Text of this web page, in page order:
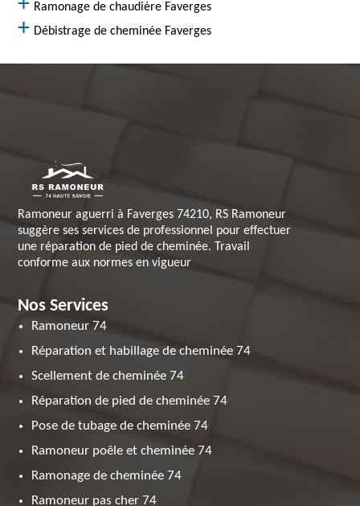
Ramonage de chaudière Faverges
Débistrage de cheminée Faverges
Ramoneur aguerri à Faverges 74210, RS Ramoneur
suggère ses services de professionnel pour effectuer
une réparation de pied de cheminée. Travail
conforme aux normes en vigueur
Nos Services
Ramoneur 74
Réparation et habillage de cheminée 74
Scellement de cheminée 74
Réparation de pied de cheminée 74
Pose de tubage de cheminée 74
Ramoneur poêle et cheminée 74
Ramonage de cheminée 74
Ramoneur pas cher 74